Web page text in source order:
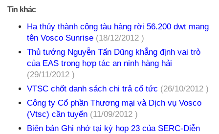
Tin khác
Hạ thủy thành công tàu hàng rời 56.200 dwt mang
tên Vosco Sunrise (18/12/2012 )
Thủ tướng Nguyễn Tấn Dũng khẳng định vai trò
của EAS trong hợp tác an ninh hàng hải
(29/11/2012 )
VTSC chốt danh sách chi trả cổ tức (26/10/2012 )
Công ty Cổ phần Thương mại và Dịch vụ Vosco
(Vtsc) cần tuyển (11/09/2012 )
Biên bản Ghi nhớ tại kỳ họp 23 của SERC-Diễn